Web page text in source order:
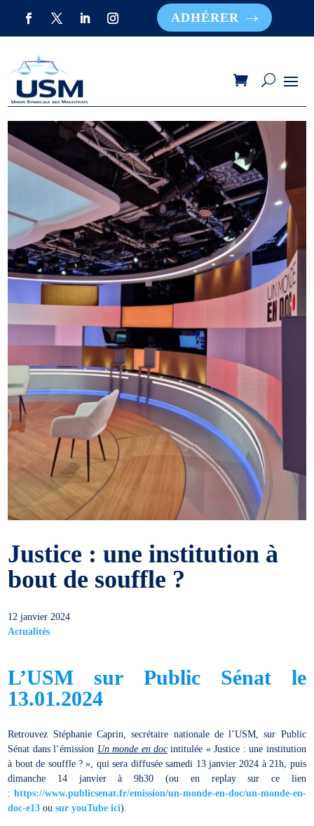
ADHÉRER
Justice : une institution à
bout de souffle ?
12 janvier 2024
Actualités
L’USM sur Public Sénat le
13.01.2024
Retrouvez Stéphanie Caprin, secrétaire nationale de l’USM, sur Public
Sénat dans l’émission Un monde en doc intitulée « Justice : une institution
à bout de souffle ? », qui sera diffusée samedi 13 janvier 2024 à 21h, puis
dimanche 14 janvier à 9h30 (ou en replay sur ce lien
: https://www.publicsenat.fr/emission/un-monde-en-doc/un-monde-en-
doc-e13 ousur youTube ici).